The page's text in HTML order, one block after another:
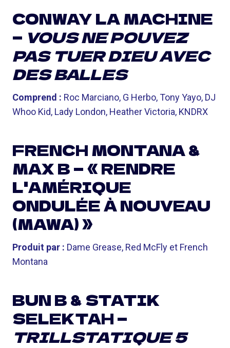
CONWAY LA MACHINE
— VOUS NE POUVEZ
PAS TUER DIEU AVEC
DES BALLES
Comprend : Roc Marciano, G Herbo, Tony Yayo, DJ
Whoo Kid, Lady London, Heather Victoria, KNDRX
FRENCH MONTANA &
MAX B — « RENDRE
L'AMÉRIQUE
ONDULÉE À NOUVEAU
(MAWA) »
Produit par : Dame Grease, Red McFly et French
Montana
BUN B & STATIK
SELEKTAH —
TRILLSTATIQUE 5